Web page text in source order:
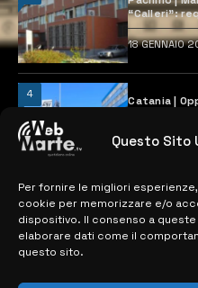
Questo Sito
Per fornire le migliori
cookie per memorizzare e/o
dispositivo. Il consenso a
elaborare dati come il
questo sito.
“Calleri”:
18 GENNAIO
4
Catania |
28 MARZO
MAPPA DEL SITO
> NOTIZIE